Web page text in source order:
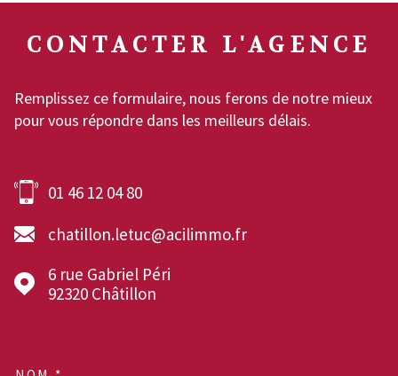
CONTACTER L'AGENCE
Remplissez ce formulaire, nous ferons de notre mieux
pour vous répondre dans les meilleurs délais.
01 46 12 04 80
chatillon.letuc@acilimmo.fr
6 rue Gabriel Péri
92320
Châtillon